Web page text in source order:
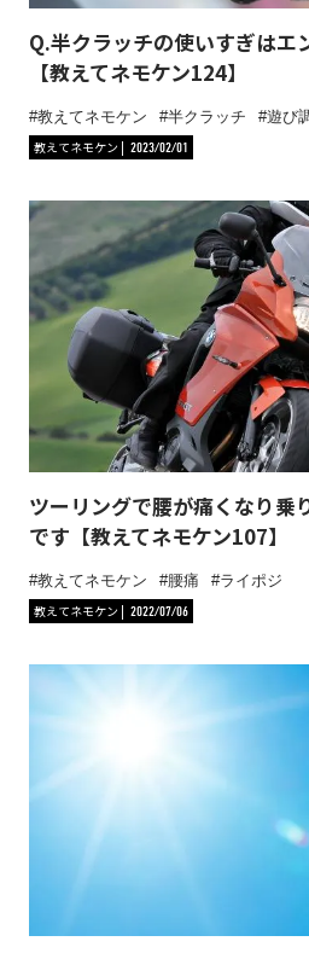
Q.半クラッチの使いすぎはエ
【教えてネモケン124】
教えてネモケン 半クラッチ
遊び
教えてネモケン
2023/02/01
ツーリングで腰が痛くなり乗
です【教えてネモケン107】
教えてネモケン 腰痛
ライポジ
教えてネモケン
2022/07/06